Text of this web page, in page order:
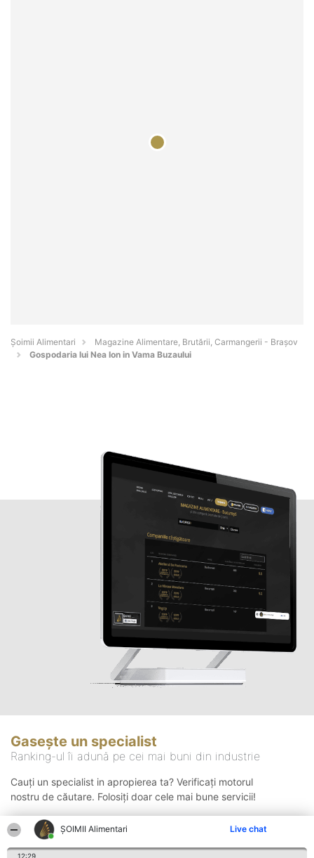
ŞOIMII Alimentari Live chat
12:29
Şoimii Alimentari
Magazine Alimentare, Brutării, Carmangerii - Braşov
Gospodaria lui Nea Ion in Vama Buzaului
Gasește un specialist
Ranking-ul îi adună pe cei mai buni din industrie
Cauți un specialist in apropierea ta? Verificați motorul
nostru de căutare. Folosiți doar cele mai bune servicii!